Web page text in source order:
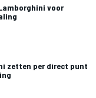
voor
zetten per direct punt